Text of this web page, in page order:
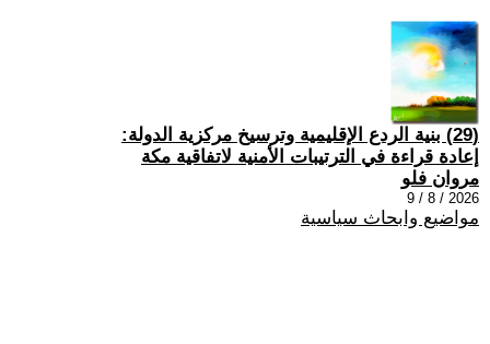
(29) بنية الردع الإقليمية وترسيخ مركزية الدولة:
إعادة قراءة في الترتيبات الأمنية لاتفاقية مكة
مروان فلو
2026 / 8 / 9
مواضيع وابحاث سياسية